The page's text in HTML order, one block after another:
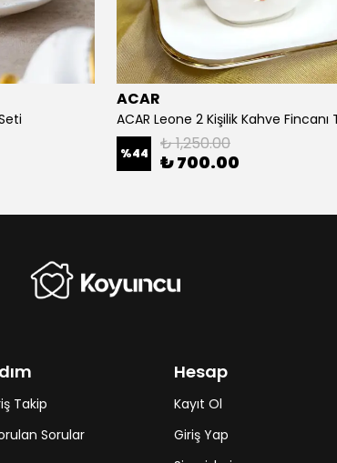
ACAR
%44 ₺ 1,250.00
₺ 700.00
Takip
Sorular
Hesap
Kayıt Ol
Giriş Yap